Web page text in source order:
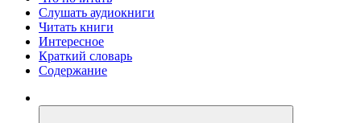
Слушать аудиокниги
Читать книги
Интересное
Краткий словарь
Содержание